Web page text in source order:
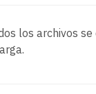
los archivos